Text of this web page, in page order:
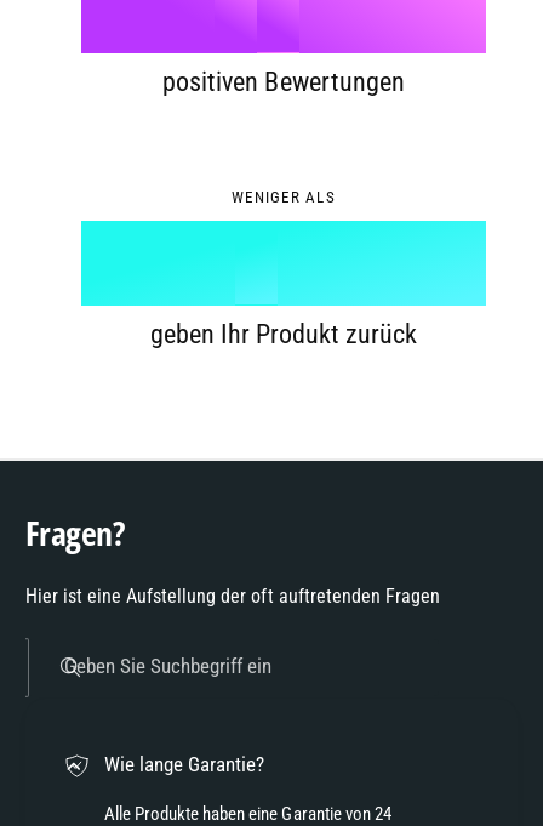
8
9
6
7
8
9
positiven Bewertungen
WENIGER ALS
1
2
3
4
7
8
9
%
geben Ihr Produkt zurück
Fragen?
Hier ist eine Aufstellung der oft auftretenden Fragen
Geben Sie Suchbegriff ein
Wie lange Garantie?
Alle Produkte haben eine Garantie von 24